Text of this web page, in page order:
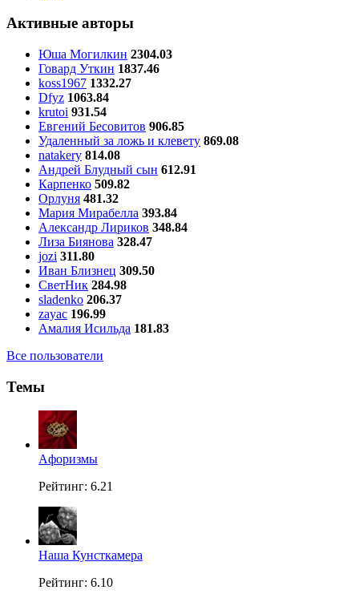
Активные авторы
Юша Могилкин 2304.03
Говард Уткин 1837.46
koss1967 1332.27
Dfyz 1063.84
krutoi 931.54
Евгений Бесовитов 906.85
Удаленный за ложь и клевету 869.08
natakery 814.08
Андрей Блудный сын 612.91
Карпенко 509.82
Орлуня 481.32
Мария Мирабелла 393.84
Александр Лириков 348.84
Лиза Биянова 328.47
jozi 311.80
Иван Близнец 309.50
СветНик 284.98
sladenko 206.37
zayac 196.99
Амалия Исильда 181.83
Все пользователи
Темы
Aфоризмы
Рейтинг: 6.21
Наша Кунсткамера
Рейтинг: 6.10